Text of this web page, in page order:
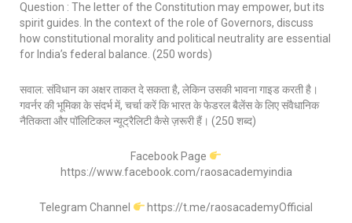
Question : The letter of the Constitution may empower, but its
spirit guides. In the context of the role of Governors, discuss
how constitutional morality and political neutrality are essential
for India’s federal balance. (250 words)
सवाल: संविधान का अक्षर ताकत दे सकता है, लेकिन उसकी भावना गाइड करती है।
गवर्नर की भूमिका के संदर्भ में, चर्चा करें कि भारत के फेडरल बैलेंस के लिए संवैधानिक
नैतिकता और पॉलिटिकल न्यूट्रैलिटी कैसे ज़रूरी हैं। (250 शब्द)
Facebook Page
https://www.facebook.com/raosacademyindia
Telegram Channel https://t.me/raosacademyOfficial